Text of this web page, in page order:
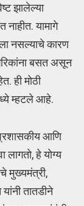
झालेल्या
नाहीत. यामागे
नसल्याचे कारण
बसत असून
ही मोठी
म्हटले आहे.
आणि
लागतो, हे योग्य
मुख्यमंत्री,
तातडीने